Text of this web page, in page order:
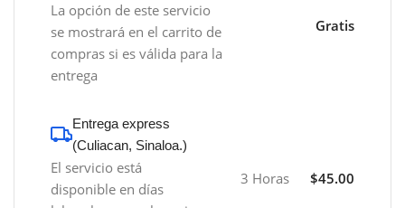
La opción de este servicio
se mostrará en el carrito de
compras si es válida para la
entrega
Gratis
Entrega express
(Culiacan, Sinaloa.)
El servicio está
disponible en días
3 Horas $45.00